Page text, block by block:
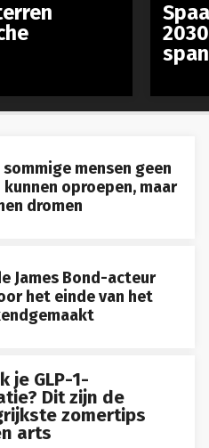
sommige mensen geen
oproepen, maar
dromen
James Bond-acteur
het einde van het
je GLP-1-
Dit zijn de
zomertips
arts